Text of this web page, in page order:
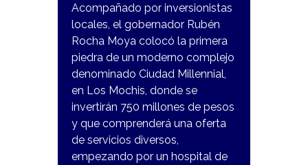
Acompañado por inversionistas
locales, el gobernador Rubén
Rocha Moya colocó la primera
piedra de un moderno complejo
denominado Ciudad Millennial,
en Los Mochis, donde se
invertirán 750 millones de pesos
y que comprenderá una oferta
de servicios diversos,
empezando por un hospital de